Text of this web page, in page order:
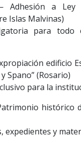
Adhesión a Ley
Islas Malvinas)
para todo
edificio
Spano” (Rosario)
para la
histórico
expedientes y